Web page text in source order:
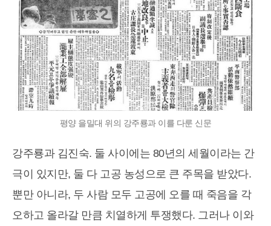
평양 을밀대 위의 강주룡과 이를 다룬 신문
강주룡과 김진숙. 둘 사이에는 80년의 세월이라는 간
극이 있지만, 둘 다 고공 농성으로 큰 주목을 받았다.
뿐만 아니라, 두 사람 모두 고공에 오를 때 죽음을 각
오하고 올라갈 만큼 치열하게 투쟁했다. 그러나 이와